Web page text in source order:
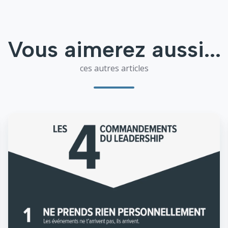
Vous aimerez aussi...
ces autres articles
personnellement